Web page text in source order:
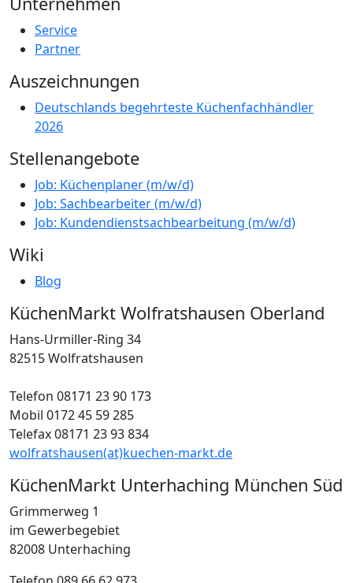
Service
Partner
Auszeichnungen
Deutschlands begehrteste Küchenfachhändler
2026
Stellenangebote
Job: Küchenplaner (m/w/d)
Job: Sachbearbeiter (m/w/d)
Job: Kundendienstsachbearbeitung (m/w/d)
Wiki
Blog
KüchenMarkt Wolfratshausen Oberland
Hans-Urmiller-Ring 34
82515 Wolfratshausen
Telefon 08171 23 90 173
Mobil 0172 45 59 285
Telefax 08171 23 93 834
wolfratshausen(at)kuechen-markt.de
KüchenMarkt Unterhaching München Süd
Grimmerweg 1
im Gewerbegebiet
82008 Unterhaching